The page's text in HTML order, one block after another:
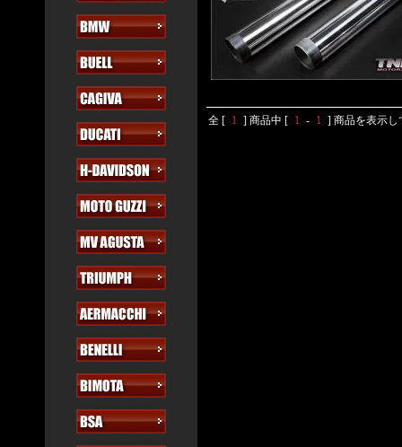
全 [ 1 ] 商品中 [ 1 - 1 ] 商品を表示し